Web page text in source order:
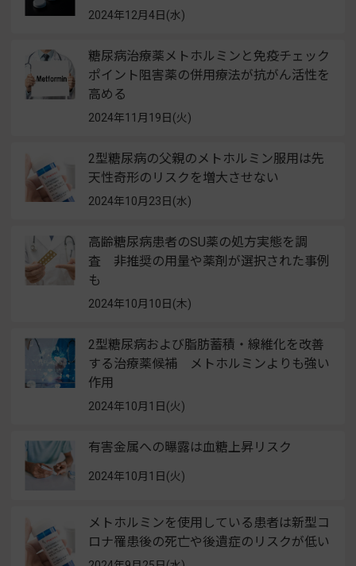
2024年12月4日(水)
糖尿病治療薬メトホルミンと免疫チェック
ポイント阻害薬の併用療法が抗がん活性を
高める
2024年11月19日(火)
2型糖尿病の父親のメトホルミン服用は先
天性奇形のリスクを増大させない
2024年10月23日(水)
高齢糖尿病患者のSU薬の処方実態を調
査 非推奨の用量や薬剤が選択された事例
も
2024年10月10日(木)
2型糖尿病および脂肪蓄積・線維化を改善
する治療薬候補 メトホルミンよりも強い
作用
2024年10月1日(火)
有害金属への曝露は血糖上昇リスク
2024年10月1日(火)
メトホルミンを使用している患者は新型コ
ロナ罹患後の死亡や後遺症のリスクが低い